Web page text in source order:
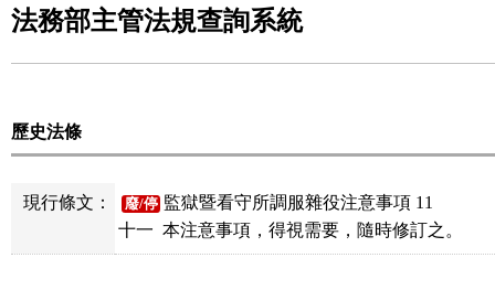
法務部主管法規查詢系統
歷史法條
現行條文： 廢/停 監獄暨看守所調服雜役注意事項 11